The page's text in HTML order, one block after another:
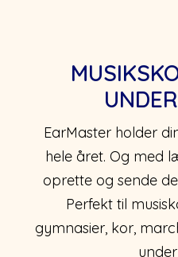
EarMaster holder
hele året. Og med
oprette og sende
Perfekt til
gymnasier, kor,